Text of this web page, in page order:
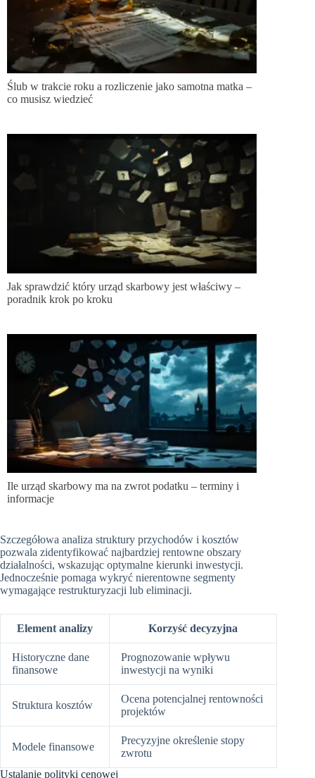
Ślub w trakcie roku a rozliczenie jako samotna matka –
co musisz wiedzieć
Jak sprawdzić który urząd skarbowy jest właściwy –
poradnik krok po kroku
Ile urząd skarbowy ma na zwrot podatku – terminy i
informacje
Szczegółowa analiza struktury przychodów i kosztów
pozwala zidentyfikować najbardziej rentowne obszary
działalności, wskazując optymalne kierunki inwestycji.
Jednocześnie pomaga wykryć nierentowne segmenty
wymagające restrukturyzacji lub eliminacji.
Element analizy Korzyść decyzyjna
Historyczne dane
finansowe
Prognozowanie wpływu
inwestycji na wyniki
Struktura kosztów
Ocena potencjalnej rentowności
projektów
Modele finansowe
Precyzyjne określenie stopy
zwrotu
Ustalanie polityki cenowej